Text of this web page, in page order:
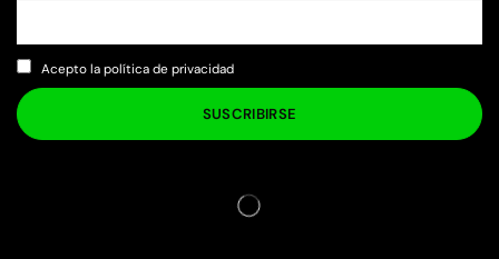
Acepto la política de privacidad